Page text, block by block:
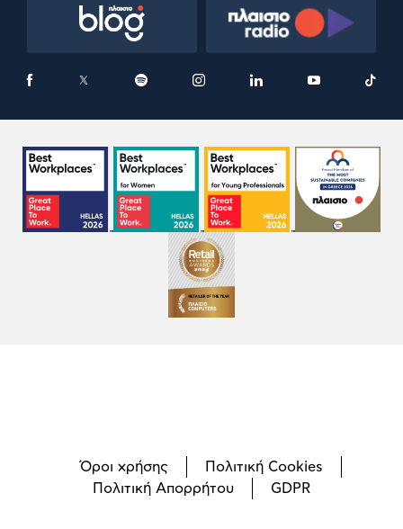
Όροι χρήσης
Πολιτική Cookies
Πολιτική Απορρήτου
GDPR